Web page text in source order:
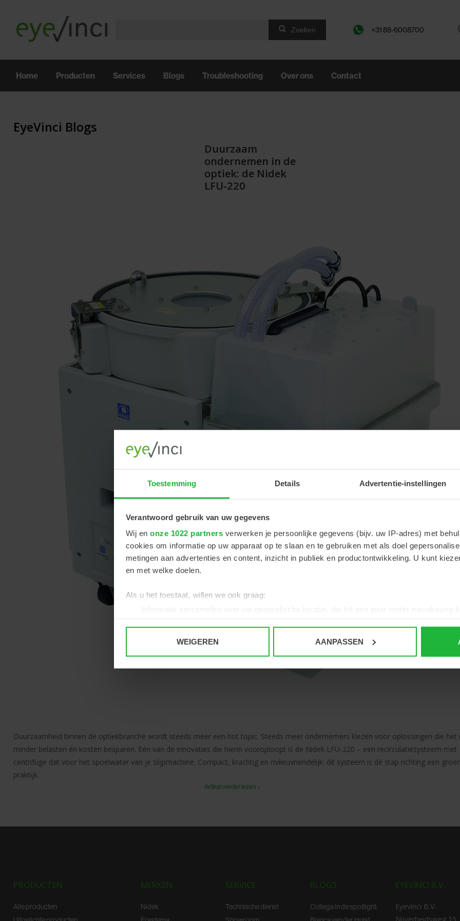
Toestemming Details Advertentie-instellingen
Verantwoord gebruik van uw gegevens
Wij en onze 1022 partners verwerken je persoonlijke gegevens (bijv. uw IP-adres) met
cookies om informatie op uw apparaat op te slaan en te gebruiken met als doel
metingen aan advertenties en content, inzicht in publiek en productontwikkeling. U kunt
en met welke doelen.
Als u het toestaat, willen we ook graag:
Informatie verzamelen over uw geografische locatie, die tot een paar meter nauwkeurig
toestemming op elk moment wijzigen of intrekken in de Cookieverklaring.
We gebruiken cookies om content en advertenties te personaliseren, om functies voor
media, adverteren en analyse. Deze partners kunnen deze gegevens combineren met
WEIGEREN AANPASSEN
Zoeken +31 88-6008700
Home Producten Services Blogs Troubleshooting Over ons Contact
EyeVinci Blogs
Duurzaam
ondernemen in de
optiek: de Nidek
LFU-220
Duurzaamheid binnen de optiekbranche wordt steeds meer een hot topic. Steeds meer ondernemers kiezen voor oplossingen die het
minder belasten én kosten besparen. Eén van de innovaties die hierin vooroploopt is de Nidek LFU-220 – een recirculatiesysteem met
centrifuge dat voor het spoelwater van je slijpmachine. Compact, krachtig en milieuvriendelijk: dit systeem is dé stap richting een
praktijk.
Artikel verder lezen »
PRODUCTEN
Alle producten
MERKEN
Nidek
SERVICE
Technische dienst
BLOGS
Collega in de spotlight:
EYEVINCI B.V.
Eyevinci B.V.